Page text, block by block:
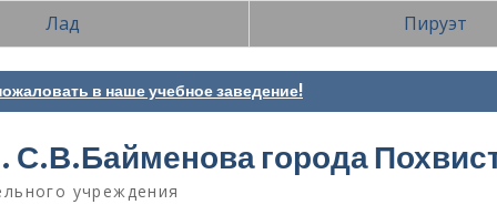
Лад Пируэт
в наше учебное заведение!
С.В.Байменова города
учреждения